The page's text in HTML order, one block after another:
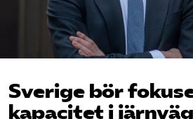
Kontakt
Mina sidor (almega.se)
Bli medlem
Sverige bör
kapacitet i